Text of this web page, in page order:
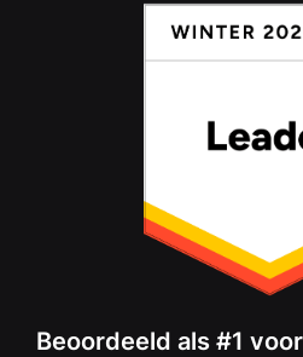
Beoordeeld als #1